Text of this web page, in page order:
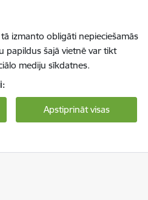
izmanto obligāti nepieciešamās
papildus šajā vietnē var tikt
mediju sīkdatnes.
Apstiprināt visas